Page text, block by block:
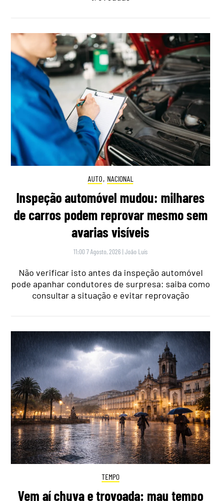
AUTO, NACIONAL
Inspeção automóvel mudou: milhares
de carros podem reprovar mesmo sem
avarias visíveis
11:00 7 Agosto, 2026 |João Luís
Não verificar isto antes da inspeção automóvel
pode apanhar condutores de surpresa: saiba como
consultar a situação e evitar reprovação
TEMPO
Vem aí chuva e trovoada: mau tempo